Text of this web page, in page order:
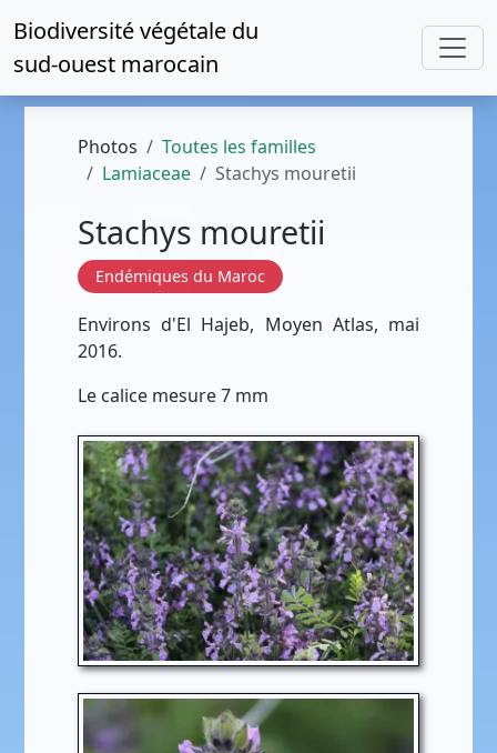
Biodiversité végétale du
sud-ouest marocain
Photos
Toutes les familles
Lamiaceae
Stachys mouretii
Stachys mouretii
Endémiques du Maroc
Environs d'El Hajeb, Moyen Atlas, mai
2016.
Le calice mesure 7 mm